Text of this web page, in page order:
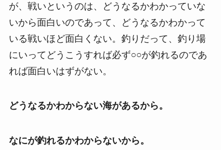
が、戦いというのは、どうなるかわかっていな
いから面白いのであって、どうなるかわかって
いる戦いほど面白くない。釣りだって、釣り場
にいってどうこうすれば必ず○○が釣れるのであ
れば面白いはずがない。
どうなるかわからない海があるから。
なにが釣れるかわからないから。